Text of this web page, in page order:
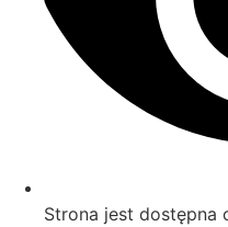
Strona jest dostępna